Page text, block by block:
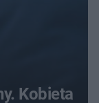
Kobieta